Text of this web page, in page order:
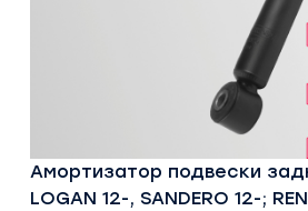
Амортизатор подвески
LOGAN 12-, SANDERO 12-;